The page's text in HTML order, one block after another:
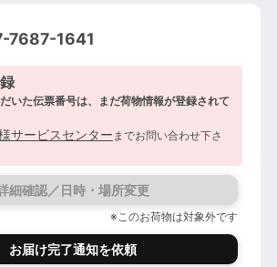
7687-1641
いた伝票番号は、まだ荷物情報が登録されて
サービスセンター までお問い合わせ下さ
細確認／日時・場所変更
※このお荷物は対象外です
お届け完了通知を依頼